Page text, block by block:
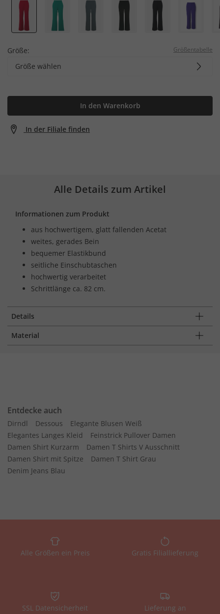
Größe: Größentabelle
Größe wählen
In den Warenkorb
In der Filiale finden
Alle Details zum Artikel
Informationen zum Produkt
aus hochwertigem, glatt fallenden Acetat
weites, gerades Bein
bequemer Elastikbund
seitliche Einschubtaschen
hochwertig verarbeitet
Schrittlänge ca. 82 cm.
Details
Material
Entdecke auch
Dirndl Dessous
Elegante Blusen Weiß
Elegantes Langes Kleid
Feinstrick Pullover Damen
Damen Shirt Kurzarm
Damen T Shirts V Ausschnitt
Damen Shirt mit Spitze
Damen T Shirt Grau
Denim Jeans Blau
Alle Größen ein Preis Gratis Filiallieferung
SSL Datensicherheit
Lieferung an